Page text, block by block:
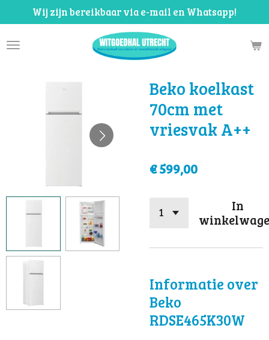
direct
naar
Wij zijn bereikbaar via e-mail en Whatsapp!
Beko koelkast
70cm met
vriesvak A++
€ 599,00
In
Informatie over
Beko
RDSE465K30W